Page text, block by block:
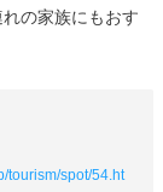
の家族にもおす
tourism/spot/54.ht